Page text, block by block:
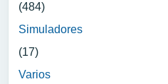
(484)
Simuladores
(17)
Varios